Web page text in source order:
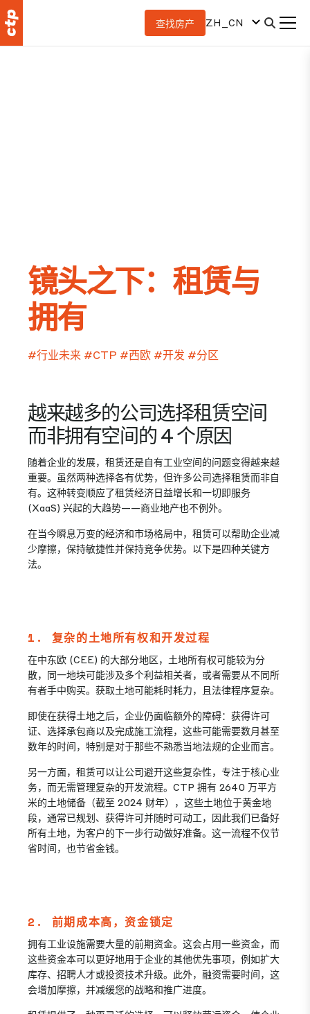
查找房产 ZH_CN
镜头之下：租赁与
拥有
#行业未来 #CTP #西欧 #开发 #分区
越来越多的公司选择租赁空间
而非拥有空间的 4 个原因
随着企业的发展，租赁还是自有工业空间的问题变得越来越
重要。虽然两种选择各有优势，但许多公司选择租赁而非自
有。这种转变顺应了租赁经济日益增长和一切即服务
(XaaS) 兴起的大趋势——商业地产也不例外。
在当今瞬息万变的经济和市场格局中，租赁可以帮助企业减
少摩擦，保持敏捷性并保持竞争优势。以下是四种关键方
法。
1. 复杂的土地所有权和开发过程
在中东欧 (CEE) 的大部分地区，土地所有权可能较为分
散，同一地块可能涉及多个利益相关者，或者需要从不同所
有者手中购买。获取土地可能耗时耗力，且法律程序复杂。
即使在获得土地之后，企业仍面临额外的障碍：获得许可
证、选择承包商以及完成施工流程，这些可能需要数月甚至
数年的时间，特别是对于那些不熟悉当地法规的企业而言。
另一方面，租赁可以让公司避开这些复杂性，专注于核心业
务，而无需管理复杂的开发流程。CTP 拥有 2640 万平方
米的土地储备（截至 2024 财年），这些土地位于黄金地
段，通常已规划、获得许可并随时可动工，因此我们已备好
所有土地，为客户的下一步行动做好准备。这一流程不仅节
省时间，也节省金钱。
2. 前期成本高，资金锁定
拥有工业设施需要大量的前期资金。这会占用一些资金，而
这些资金本可以更好地用于企业的其他优先事项，例如扩大
库存、招聘人才或投资技术升级。此外，融资需要时间，这
会增加摩擦，并减缓您的战略和推广进度。